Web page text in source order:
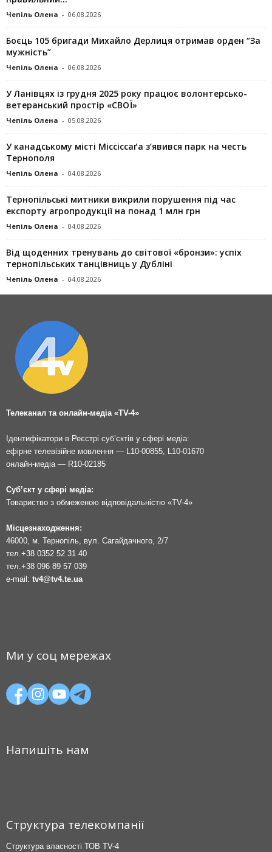
Чепіль Олена - 06.08.2026
Боєць 105 бригади Михайло Дерлиця отримав орден “За
мужність”
Чепіль Олена - 06.08.2026
У Ланівцях із грудня 2025 року працює волонтерсько-
ветеранський простір «СВОЇ»
Чепіль Олена - 05.08.2026
У канадському місті Міссіссаґа з’явився парк на честь
Тернополя
Чепіль Олена - 04.08.2026
Тернопільські митники викрили порушення під час
експорту агропродукції на понад 1 млн грн
Чепіль Олена - 04.08.2026
Від щоденних тренувань до світової «бронзи»: успіх
тернопільських танцівниць у Дубліні
Чепіль Олена - 04.08.2026
Телеканал та онлайн-медіа «TV-4»
Ідентифікатори в Реєстрі суб’єктів у сфері медіа:
ефірне телевізійне мовлення — L10-00855, L10-01670
онлайн-медіа — R10-02185
Суб’єкт у сфері медіа:
Товариство з обмеженою відповідальністю «TV-4»
Місцезнаходження:
46000, м. Тернопіль, вул. Сагайдачного, 2/7
тел. +38 0352 52 31 40
тел. +38 096 89 57 039
e-mail: tv4@tv4.te.ua
Ми у соц мережах
Напишіть нам
Структура телекомпанії
Структура власності ТОВ TV-4